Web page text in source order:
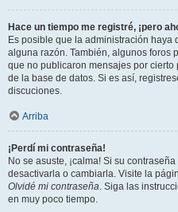
Hace un tiempo me registré, ¡pero
Es posible que la administración
alguna razón. También, algunos foros
que no publicaron mensajes por
de la base de datos. Si es así,
discuciones.
Arriba
¡Perdí mi contraseña!
No se asuste, ¡calma! Si su
desactivarla o cambiarla. Visite la
Olvidé mi contraseña. Siga las
en muy poco tiempo.